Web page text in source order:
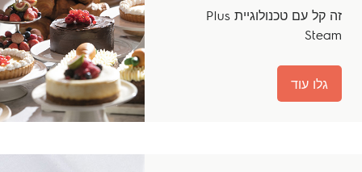
זה קל עם טכנולוגיית Plus
Steam
גלו עוד